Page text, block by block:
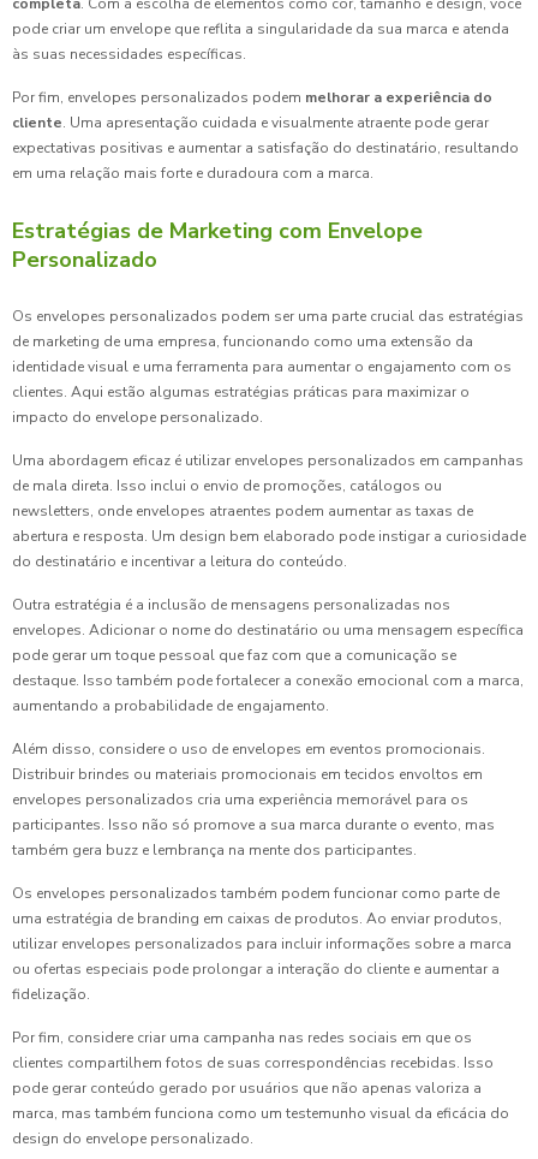
pode criar um envelope que reflita a singularidade da sua marca e atenda
às suas necessidades específicas.
Por fim, envelopes personalizados podem melhorar a experiência do
cliente. Uma apresentação cuidada e visualmente atraente pode gerar
expectativas positivas e aumentar a satisfação do destinatário, resultando
em uma relação mais forte e duradoura com a marca.
Estratégias de Marketing com Envelope
Personalizado
Os envelopes personalizados podem ser uma parte crucial das estratégias
de marketing de uma empresa, funcionando como uma extensão da
identidade visual e uma ferramenta para aumentar o engajamento com os
clientes. Aqui estão algumas estratégias práticas para maximizar o
impacto do envelope personalizado.
Uma abordagem eficaz é utilizar envelopes personalizados em campanhas
de mala direta. Isso inclui o envio de promoções, catálogos ou
newsletters, onde envelopes atraentes podem aumentar as taxas de
abertura e resposta. Um design bem elaborado pode instigar a curiosidade
do destinatário e incentivar a leitura do conteúdo.
Outra estratégia é a inclusão de mensagens personalizadas nos
envelopes. Adicionar o nome do destinatário ou uma mensagem específica
pode gerar um toque pessoal que faz com que a comunicação se
destaque. Isso também pode fortalecer a conexão emocional com a marca,
aumentando a probabilidade de engajamento.
Além disso, considere o uso de envelopes em eventos promocionais.
Distribuir brindes ou materiais promocionais em tecidos envoltos em
envelopes personalizados cria uma experiência memorável para os
participantes. Isso não só promove a sua marca durante o evento, mas
também gera buzz e lembrança na mente dos participantes.
Os envelopes personalizados também podem funcionar como parte de
uma estratégia de branding em caixas de produtos. Ao enviar produtos,
utilizar envelopes personalizados para incluir informações sobre a marca
ou ofertas especiais pode prolongar a interação do cliente e aumentar a
fidelização.
Por fim, considere criar uma campanha nas redes sociais em que os
clientes compartilhem fotos de suas correspondências recebidas. Isso
pode gerar conteúdo gerado por usuários que não apenas valoriza a
marca, mas também funciona como um testemunho visual da eficácia do
design do envelope personalizado.